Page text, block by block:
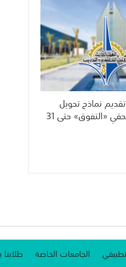
نماذج تحويل
الرواتب لمستحقي «التفوق» حتى 31
الجامعات الخاصة طلابنا